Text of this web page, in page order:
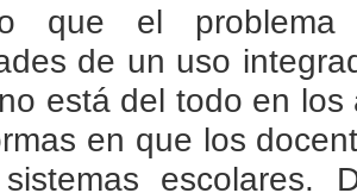
que el
de un uso
está del todo en
en que los
escolares.